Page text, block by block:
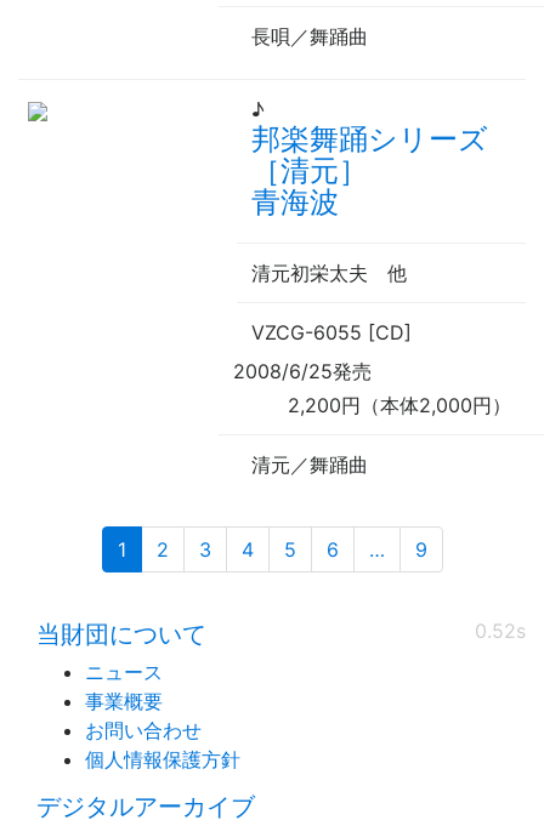
長唄／舞踊曲
♪
邦楽舞踊シリーズ
［清元］
青海波
清元初栄太夫 他
VZCG-6055 [CD]
2008/6/25発売
2,200円（本体2,000円）
清元／舞踊曲
1(current)
2 3 4 5 6 … 9
0.52s
当財団について
ニュース
事業概要
お問い合わせ
個人情報保護方針
デジタルアーカイブ